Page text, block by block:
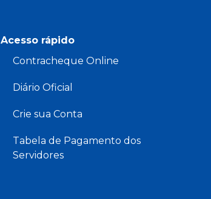
Acesso rápido
Contracheque Online
Diário Oficial
Crie sua Conta
Tabela de Pagamento dos
Servidores